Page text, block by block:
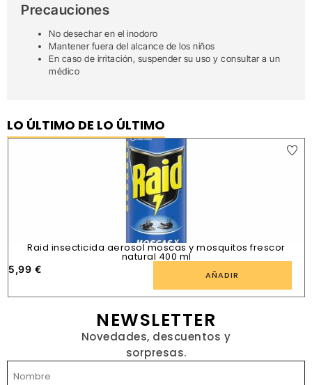
Precauciones
No desechar en el inodoro
Mantener fuera del alcance de los niños
En caso de irritación, suspender su uso y consultar a un
médico
LO ÚLTIMO DE LO ÚLTIMO
Raid insecticida aerosol moscas y mosquitos frescor
natural 400 ml
5,99 € AÑADIR
NEWSLETTER
Novedades, descuentos y
sorpresas.